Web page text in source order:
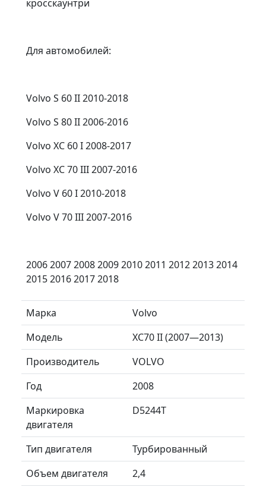
кросскаунтри
Для автомобилей:
Volvo S 60 II 2010-2018
Volvo S 80 II 2006-2016
Volvo XC 60 I 2008-2017
Volvo XC 70 III 2007-2016
Volvo V 60 I 2010-2018
Volvo V 70 III 2007-2016
2006 2007 2008 2009 2010 2011 2012 2013 2014
2015 2016 2017 2018
Марка
Volvo
Модель
XC70 II (2007—2013)
Производитель
VOLVO
Год
2008
Маркировка
двигателя
D5244T
Тип двигателя
Турбированный
Объем двигателя
2,4